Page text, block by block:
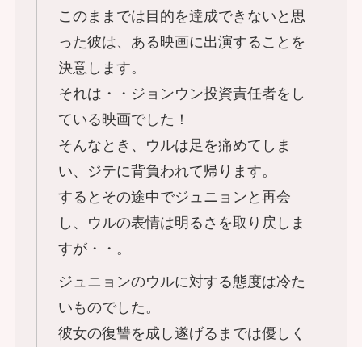
このままでは目的を達成できないと思
った彼は、ある映画に出演することを
決意します。
それは・・ジョンウン投資責任者をし
ている映画でした！
そんなとき、ウルは足を痛めてしま
い、ジテに背負われて帰ります。
するとその途中でジュニョンと再会
し、ウルの表情は明るさを取り戻しま
すが・・。
ジュニョンのウルに対する態度は冷た
いものでした。
彼女の復讐を成し遂げるまでは優しく